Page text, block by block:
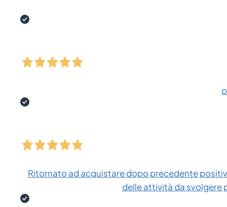
Ritornato ad acquistare dopo precedente
delle attività da svolgere